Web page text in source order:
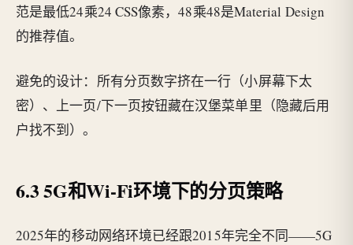
范是最低24乘24 CSS像素，48乘48是Material Design
的推荐值。
避免的设计：所有分页数字挤在一行（小屏幕下太
密）、上一页/下一页按钮藏在汉堡菜单里（隐藏后用
户找不到）。
6.3 5G和Wi-Fi环境下的分页策略
2025年的移动网络环境已经跟2015年完全不同——5G